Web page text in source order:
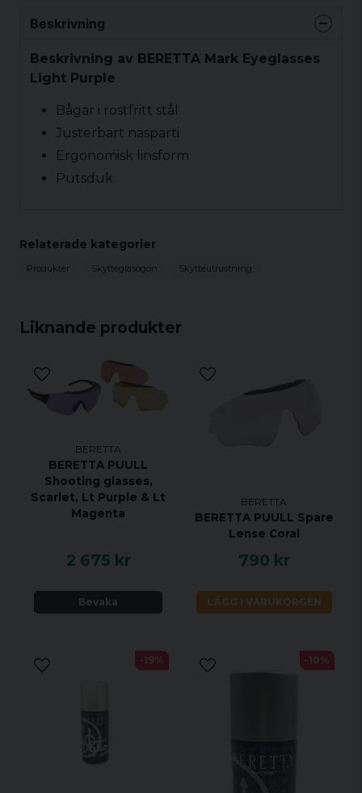
Liknande produkter
BERETTA
BERETTA PUULL
Shooting glasses,
Scarlet, Lt Purple & Lt
Magenta
2 675 kr
Bevaka
BERETTA
BERETTA PUULL Spare
Lense Coral
790 kr
LÄGG I VARUKORGEN
-19% -10%
Beskrivning
Beskrivning av BERETTA Mark Eyeglasses
Light Purple
Bågar i rostfritt stål
Justerbart näsparti
Ergonomisk linsform
Putsduk
Relaterade kategorier
Produkter Skytteglasögon Skytteutrustning